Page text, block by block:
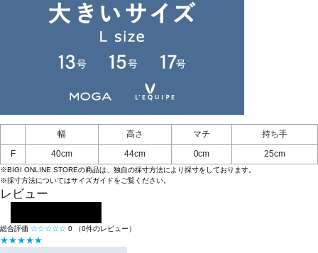
本体：ナイロン100% 持ち手：ポリエステル100%
幅 高さ マチ
持ち手
F
40cm 44cm 0cm 25cm
※BIGI ONLINE STOREの商品は、独自の採寸方法により採寸をしております。
※採寸方法についてはサイズガイドをご覧ください。
レビュー
総合評価 ☆☆☆☆☆ 0 （0件のレビュー）
★★★★★